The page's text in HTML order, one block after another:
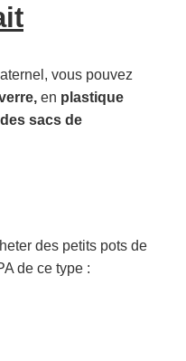
vous pouvez
en plastique
des sacs de
des petits pots de
de ce type :